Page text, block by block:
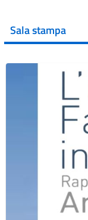
Sala stampa